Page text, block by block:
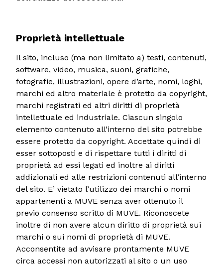
Proprietà intellettuale
Il sito, incluso (ma non limitato a) testi, contenuti,
software, video, musica, suoni, grafiche,
fotografie, illustrazioni, opere d’arte, nomi, loghi,
marchi ed altro materiale è protetto da copyright,
marchi registrati ed altri diritti di proprietà
intellettuale ed industriale. Ciascun singolo
elemento contenuto all’interno del sito potrebbe
essere protetto da copyright. Accettate quindi di
esser sottoposti e di rispettare tutti i diritti di
proprietà ad essi legati ed inoltre ai diritti
addizionali ed alle restrizioni contenuti all’interno
del sito. E’ vietato l’utilizzo dei marchi o nomi
appartenenti a MUVE senza aver ottenuto il
previo consenso scritto di MUVE. Riconoscete
inoltre di non avere alcun diritto di proprietà sui
marchi o sui nomi di proprietà di MUVE.
Acconsentite ad avvisare prontamente MUVE
circa accessi non autorizzati al sito o un uso